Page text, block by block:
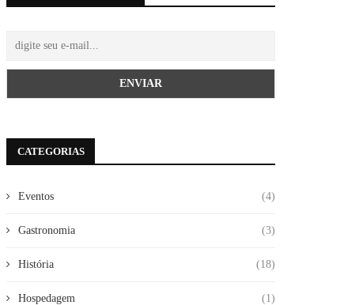
CATEGORIAS
Eventos (4)
Gastronomia (3)
História (18)
Hospedagem (1)